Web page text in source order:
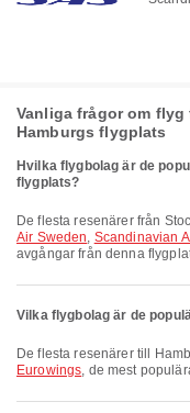
Vanliga frågor om
Hamburgs flygplats
Hvilka flygbolag är de
flygplats?
De flesta resenärer från
Air Sweden, Scandinavian
avgångar från denna
Vilka flygbolag är de
De flesta resenärer till
Eurowings, de mest